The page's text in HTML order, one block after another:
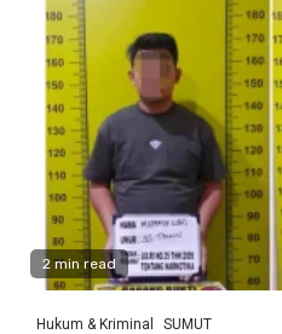
2 min read
Hukum & Kriminal SUMUT